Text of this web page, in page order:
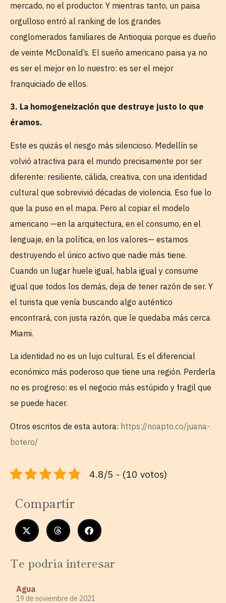
mercado, no el productor. Y mientras tanto, un paisa
orgulloso entró al ranking de los grandes
conglomerados familiares de Antioquia porque es dueño
de veinte McDonald’s. El sueño americano paisa ya no
es ser el mejor en lo nuestro: es ser el mejor
franquiciado de ellos.
3. La homogeneización que destruye justo lo que
éramos.
Este es quizás el riesgo más silencioso. Medellín se
volvió atractiva para el mundo precisamente por ser
diferente: resiliente, cálida, creativa, con una identidad
cultural que sobrevivió décadas de violencia. Eso fue lo
que la puso en el mapa. Pero al copiar el modelo
americano —en la arquitectura, en el consumo, en el
lenguaje, en la política, en los valores— estamos
destruyendo el único activo que nadie más tiene.
Cuando un lugar huele igual, habla igual y consume
igual que todos los demás, deja de tener razón de ser. Y
el turista que venía buscando algo auténtico
encontrará, con justa razón, que le quedaba más cerca
Miami.
La identidad no es un lujo cultural. Es el diferencial
económico más poderoso que tiene una región. Perderla
no es progreso: es el negocio más estúpido y fragil que
se puede hacer.
Otros escritos de esta autora: https://noapto.co/juana-
botero/
4.8/5 - (10 votos)
Compartir
Te podría interesar
Agua
19 de noviembre de 2021